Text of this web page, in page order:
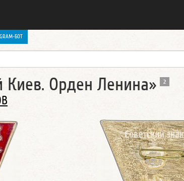
БОТ
Киев. Орден Ленина» 2